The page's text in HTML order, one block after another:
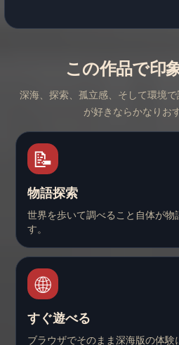
この作品で印
深海、探索、孤立感、そして環境
が好きならかなりお
📝
物語探索
世界を歩いて調べること自体が物
す。
🌐
すぐ遊べる
ブラウザでそのまま深海版の体験